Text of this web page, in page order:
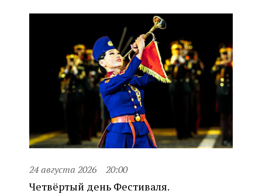
24 августа 2026 20:00
Четвёртый день Фестиваля.